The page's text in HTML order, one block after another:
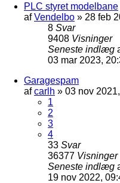
PLC styret modelbane
afVendelbo » 28 feb
8 Svar
9408 Visninger
Seneste indlæg
03 mar 2023,
Garagespam
afcarlh » 03 nov
1
2
3
4
33 Svar
36377 Visninger
Seneste indlæg
19 nov 2022,